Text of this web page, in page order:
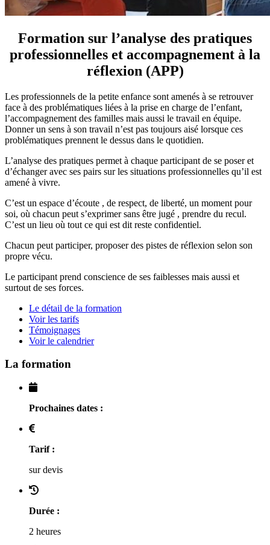
Formation sur l’analyse des pratiques
professionnelles et accompagnement à la
réflexion (APP)
Les professionnels de la petite enfance sont amenés à se retrouver
face à des problématiques liées à la prise en charge de l’enfant,
l’accompagnement des familles mais aussi le travail en équipe.
Donner un sens à son travail n’est pas toujours aisé lorsque ces
problématiques prennent le dessus dans le quotidien.
L’analyse des pratiques permet à chaque participant de se poser et
d’échanger avec ses pairs sur les situations professionnelles qu’il est
amené à vivre.
C’est un espace d’écoute , de respect, de liberté, un moment pour
soi, où chacun peut s’exprimer sans être jugé , prendre du recul.
C’est un lieu où tout ce qui est dit reste confidentiel.
Chacun peut participer, proposer des pistes de réflexion selon son
propre vécu.
Le participant prend conscience de ses faiblesses mais aussi et
surtout de ses forces.
Le détail de la formation
Voir les tarifs
Témoignages
Voir le calendrier
La formation
Prochaines dates :
Tarif :
sur devis
Durée :
2 heures